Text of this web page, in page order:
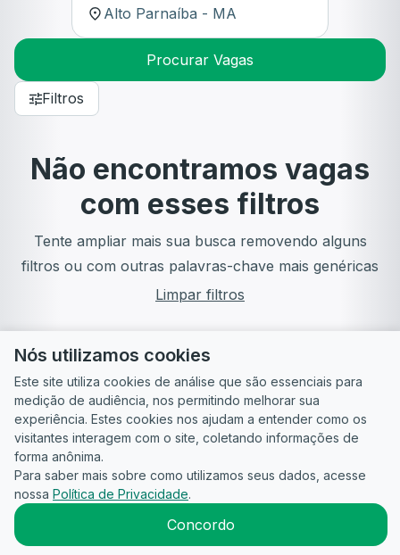
Procurar Vagas
Filtros
Não encontramos vagas
com esses filtros
Tente ampliar mais sua busca removendo alguns
filtros ou com outras palavras-chave mais genéricas
Limpar filtros
Guia do
Candidato
Para
empresas
Política de
Privacidade
Termos
2026CandidataAI
Nós utilizamos cookies
Este site utiliza cookies de análise que são essenciais para
medição de audiência, nos permitindo melhorar sua
experiência. Estes cookies nos ajudam a entender como os
visitantes interagem com o site, coletando informações de
forma anônima.
Para saber mais sobre como utilizamos seus dados, acesse
nossa Política de Privacidade.
Concordo